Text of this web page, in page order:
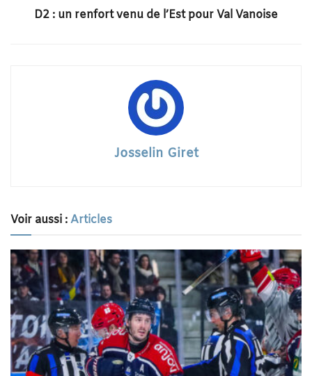
D2 : un renfort venu de l’Est pour Val Vanoise
Josselin Giret
Voir aussi :Articles